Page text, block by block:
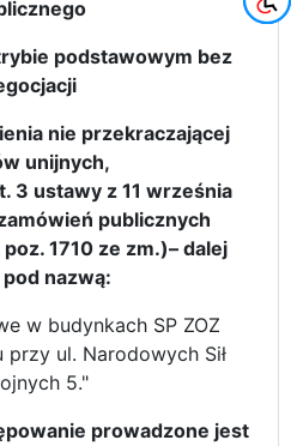
podstawowym bez
nie przekraczającej
unijnych,
3 ustawy z 11 września
publicznych
1710 ze zm.)– dalej
nazwą:
w budynkach SP ZOZ
przy ul. Narodowych Sił
5."
prowadzone jest